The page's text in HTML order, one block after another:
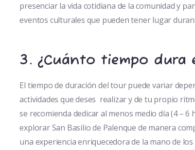
presenciar la vida cotidiana de la comunidad y
eventos culturales que pueden tener lugar
3. ¿Cuánto tiempo dura
El tiempo de duración del tour puede variar
actividades que deses realizar y de tu propio
se recomienda dedicar al menos medio día (4 – 6
explorar San Basilio de Palenque de manera
una experiencia enriquecedora de la mano de los